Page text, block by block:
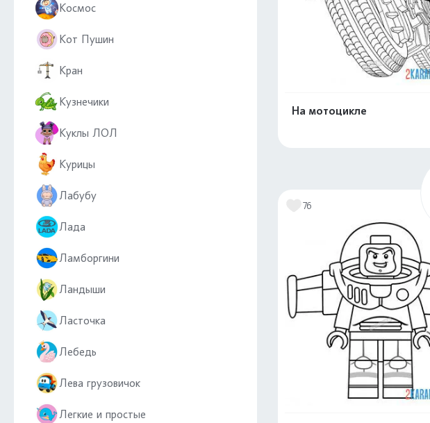
Космос
Кот Пушин
Кран
Кузнечики
Куклы ЛОЛ
Курицы
Лабубу
Лада
Ламборгини
Ландыши
Ласточка
Лебедь
Лева грузовичок
Легкие и простые
На мотоцикле
76